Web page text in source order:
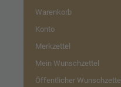
Warenkorb
Konto
Merkzettel
Mein Wunschzettel
Öffentlicher Wunschzettel